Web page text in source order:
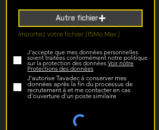
Autre fichier
Importez votre fichier (15Mo Max.)
J’accepte que mes données personnelles
soient traitées conformément notre politique
sur la protection des données Voir notre
Protections des données
J'autorise Tavadec à conserver mes
données après la fin du processus de
recrutement à et me contacter en cas
d'ouverture d'un poste similaire